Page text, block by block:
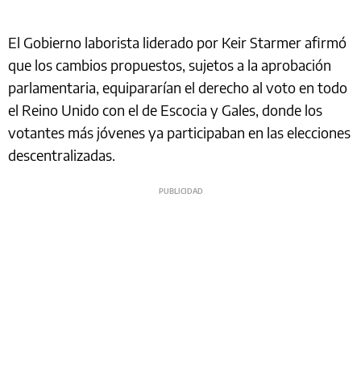
El Gobierno laborista liderado por Keir Starmer afirmó
que los cambios propuestos, sujetos a la aprobación
parlamentaria, equipararían el derecho al voto en todo
el Reino Unido con el de Escocia y Gales, donde los
votantes más jóvenes ya participaban en las elecciones
descentralizadas.